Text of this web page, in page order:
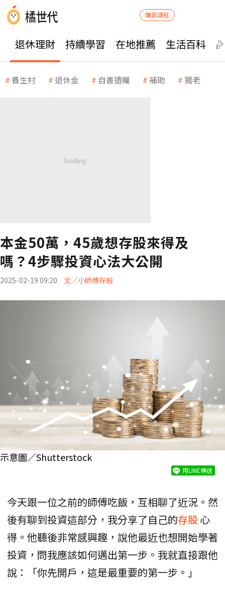
購買課程
退休理財 持續學習 在地推薦 生活百科
養生村 退休金 自書遺囑 補助 獨老
本金50萬，45歲想存股來得及
嗎？4步驟投資心法大公開
2025-02-19 09:20 文／小師傅存股
示意圖／Shutterstock
用LINE傳送
今天跟一位之前的師傅吃飯，互相聊了近況。然
後有聊到投資這部分，我分享了自己的存股心
得。他聽後非常感興趣，說他最近也想開始學著
投資，問我應該如何邁出第一步。我就直接跟他
說：「你先開戶，這是最重要的第一步。」